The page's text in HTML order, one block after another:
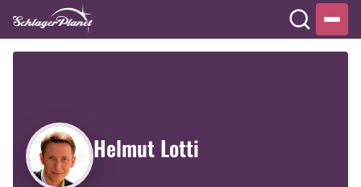
Helmut Lotti